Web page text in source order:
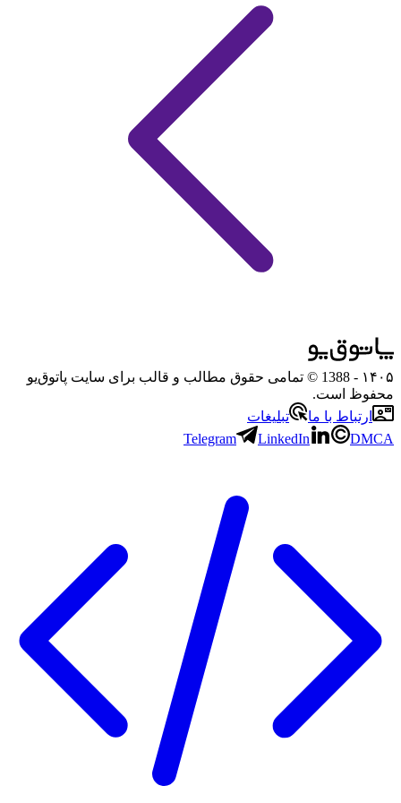
۱۴۰۵
- 1388 © تمامی حقوق مطالب و قالب برای سایت پاتوق‌یو
محفوظ است.
ارتباط با ما
تبلیغات
Telegram
LinkedIn DMCA